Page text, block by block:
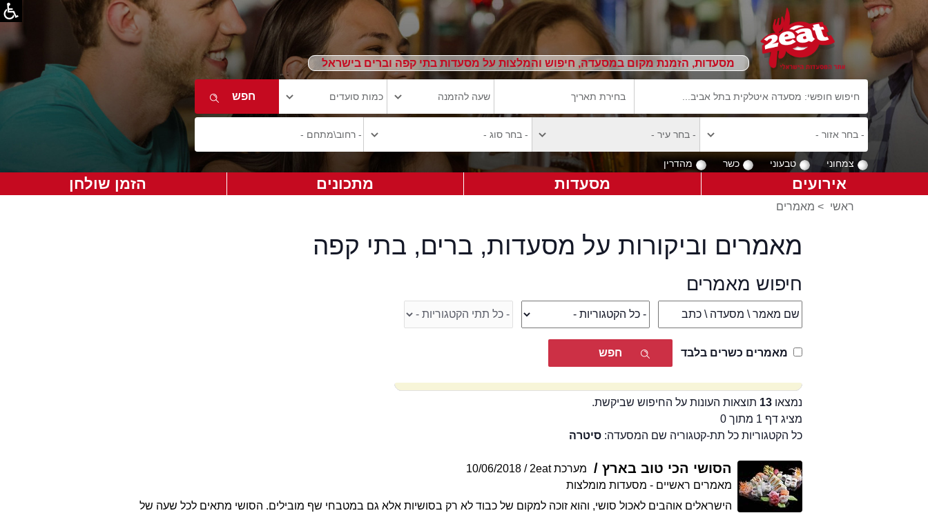
מסעדות, הזמנת מקום במסעדה, חיפוש והמלצות על מסעדות בתי קפה וברים בישראל
צמחוני טבעוני כשר מהדרין
אירועים מסעדות מתכונים הזמן שולחן
ראשי > מאמרים
מאמרים וביקורות על מסעדות, ברים, בתי קפה
חיפוש מאמרים
מאמרים כשרים בלבד
נמצאו 13 תוצאות העונות על החיפוש שביקשת.
מציג דף 1 מתוך 0
כל הקטגוריות כל תת-קטגוריה שם המסעדה: סיטרה
הסושי הכי טוב בארץ מערכת 2eat
10/06/2018
מאמרים ראשיים - מסעדות מומלצות
הישראלים אוהבים לאכול סושי, והוא זוכה למקום של כבוד לא רק בסושיות אלא גם במטבחי שף מובילים. הסושי מתאים לכל שעה של